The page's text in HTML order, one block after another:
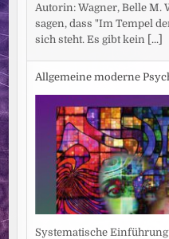
Autorin: Wagner, Belle
sagen, dass "Im Tempel
sich steht. Es gibt kein [...]
Allgemeine moderne
Systematische